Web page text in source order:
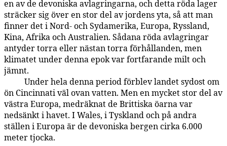
en av de devoniska avlagringarna, och detta röda lager
sträcker sig över en stor del av jordens yta, så att man
finner det i Nord- och Sydamerika, Europa, Ryssland,
Kina, Afrika och Australien. Sådana röda avlagringar
antyder torra eller nästan torra förhållanden, men
klimatet under denna epok var fortfarande milt och
jämnt.
Under hela denna period förblev landet sydost om
ön Cincinnati väl ovan vatten. Men en mycket stor del av
västra Europa, medräknat de Brittiska öarna var
nedsänkt i havet. I Wales, i Tyskland och på andra
ställen i Europa är de devoniska bergen cirka 6.000
meter tjocka.